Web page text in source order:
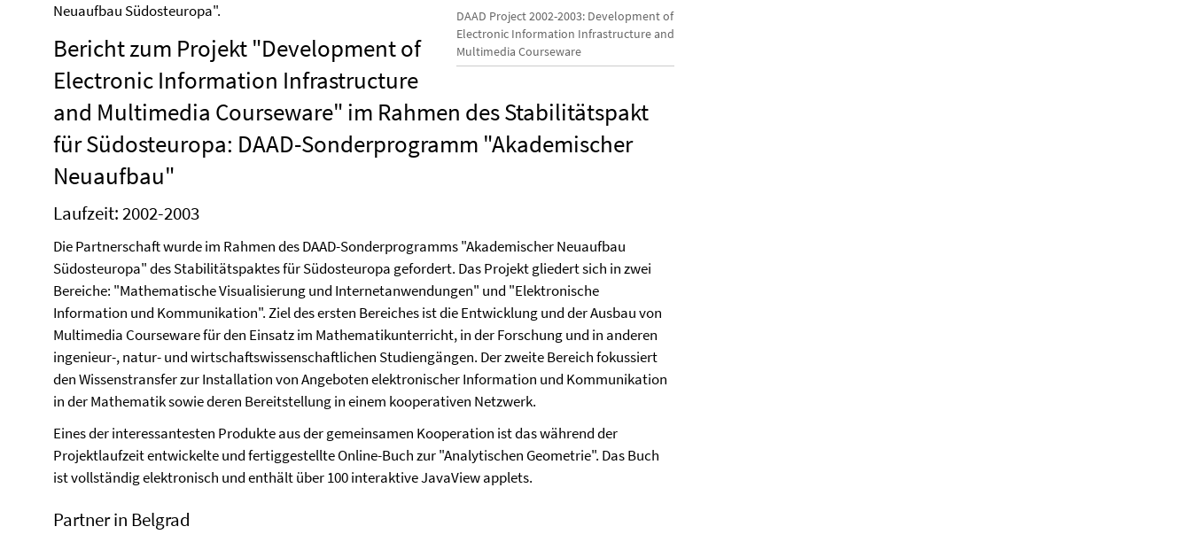
DAAD Project 2002-2003: Development of
Electronic Information Infrastructure and
Multimedia Courseware
Neuaufbau Südosteuropa".
Bericht zum Projekt "Development of
Electronic Information Infrastructure
and Multimedia Courseware" im Rahmen des Stabilitätspakt
für Südosteuropa: DAAD-Sonderprogramm "Akademischer
Neuaufbau"
Laufzeit: 2002-2003
Die Partnerschaft wurde im Rahmen des DAAD-Sonderprogramms "Akademischer Neuaufbau
Südosteuropa" des Stabilitätspaktes für Südosteuropa gefordert. Das Projekt gliedert sich in zwei
Bereiche: "Mathematische Visualisierung und Internetanwendungen" und "Elektronische
Information und Kommunikation". Ziel des ersten Bereiches ist die Entwicklung und der Ausbau von
Multimedia Courseware für den Einsatz im Mathematikunterricht, in der Forschung und in anderen
ingenieur-, natur- und wirtschaftswissenschaftlichen Studiengängen. Der zweite Bereich fokussiert
den Wissenstransfer zur Installation von Angeboten elektronischer Information und Kommunikation
in der Mathematik sowie deren Bereitstellung in einem kooperativen Netzwerk.
Eines der interessantesten Produkte aus der gemeinsamen Kooperation ist das während der
Projektlaufzeit entwickelte und fertiggestellte Online-Buch zur "Analytischen Geometrie". Das Buch
ist vollständig elektronisch und enthält über 100 interaktive JavaView applets.
Partner in Belgrad